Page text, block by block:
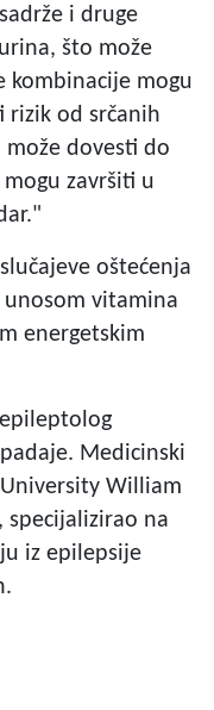
i druge
što može
kombinacije mogu
rizik od srčanih
dovesti do
završiti u
oštećenja
unosom vitamina
energetskim
Medicinski
William
specijalizirao na
iz epilepsije